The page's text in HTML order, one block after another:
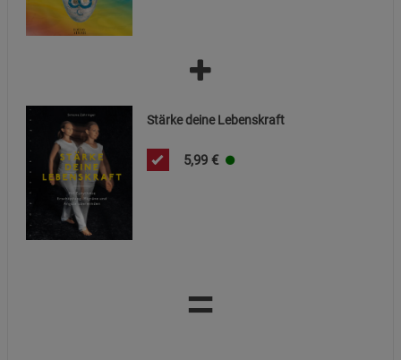
Stärke deine Lebenskraft
5,99 €
=